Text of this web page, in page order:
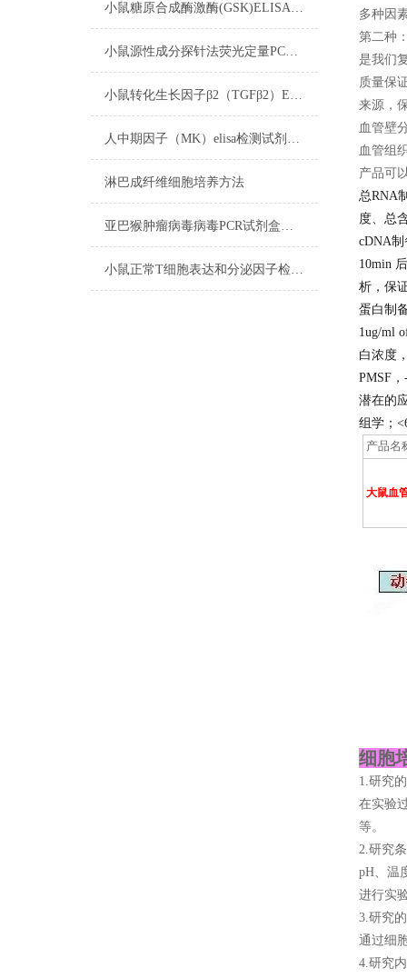
小鼠糖原合成酶激酶(GSK)ELISA试剂盒标本的采集与保存
小鼠源性成分探针法荧光定量PCR检测试剂盒准备试剂与收集血样
小鼠转化生长因子β2（TGFβ2）ELISA试剂盒注意事项
人中期因子（MK）elisa检测试剂盒注意事项
淋巴成纤维细胞培养方法
亚巴猴肿瘤病毒病毒PCR试剂盒实验规则
小鼠正常T细胞表达和分泌因子检测试剂盒反应步骤
多种因
第二种
是我们
质量保
来源，
血管壁
血管组
产品可
总RNA
度、总
cDNA制
10min
析，保
蛋白制
1ug/ml
白浓度
PMSF
潜在的
组学；
产品名
大鼠血
细胞
1.研究
在实验
等。
2.研究
pH、温
进行实
3.研究
通过细
4.研究